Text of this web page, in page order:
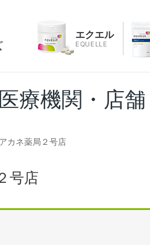
エクエル
EQUELLE
療機関・店舗
アカネ薬局２号店
号店